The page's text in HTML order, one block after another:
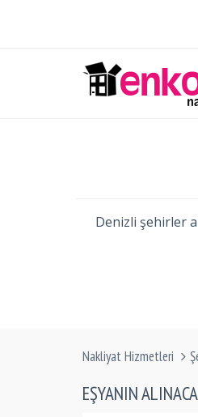
Denizli şehirler
Nakliyat Hizmetleri
EŞYANIN